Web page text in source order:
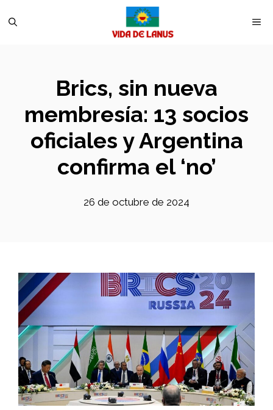
Brics, sin nueva
membresía: 13 socios
oficiales y Argentina
confirma el ‘no’
26 de octubre de 2024